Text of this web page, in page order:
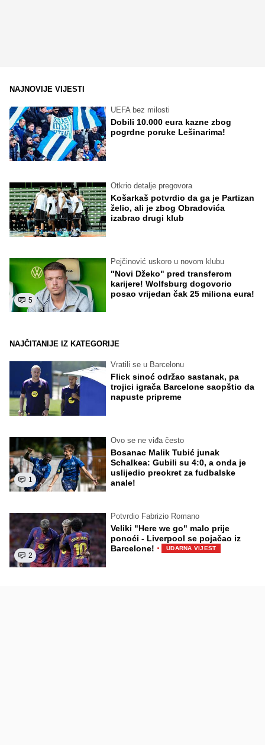
NAJNOVIJE VIJESTI
UEFA bez milosti
Dobili 10.000 eura kazne zbog
pogrdne poruke Lešinarima!
Otkrio detalje pregovora
Košarkaš potvrdio da ga je Partizan
želio, ali je zbog Obradovića
izabrao drugi klub
5
Pejčinović uskoro u novom klubu
"Novi Džeko" pred transferom
karijere! Wolfsburg dogovorio
posao vrijedan čak 25 miliona eura!
NAJČITANIJE IZ KATEGORIJE
Vratili se u Barcelonu
Flick sinoć održao sastanak, pa
trojici igrača Barcelone saopštio da
napuste pripreme
1
Ovo se ne viđa često
Bosanac Malik Tubić junak
Schalkea: Gubili su 4:0, a onda je
uslijedio preokret za fudbalske
anale!
2
Potvrdio Fabrizio Romano
Veliki "Here we go" malo prije
ponoći - Liverpool se pojačao iz
Barcelone! · UDARNA VIJEST